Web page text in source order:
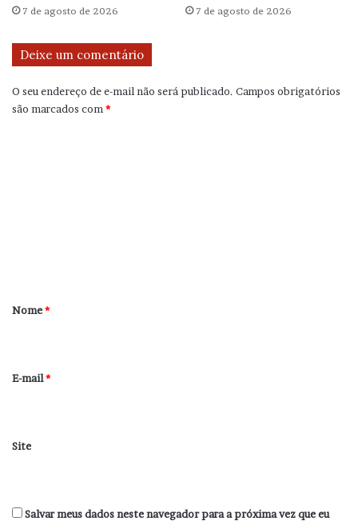
7 de agosto de 2026 7 de agosto de 2026
Deixe um comentário
O seu endereço de e-mail não será publicado. Campos obrigatórios
são marcados com*
r
*
Nome*
E-mail*
Site
Salvar meus dados neste navegador para a próxima vez que eu